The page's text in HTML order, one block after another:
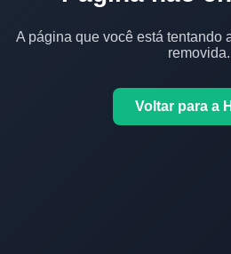
A página que você está tentando
removida.
Voltar para a